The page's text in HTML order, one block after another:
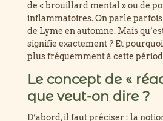
Définition canon
de « brouillard mental » ou de
inflammatoires. On parle parfois
de Lyme en automne. Mais
signifie exactement ? Et
plus fréquemment à cette
Le concept de «
que veut-on dire ?
D’abord, il faut préciser : la